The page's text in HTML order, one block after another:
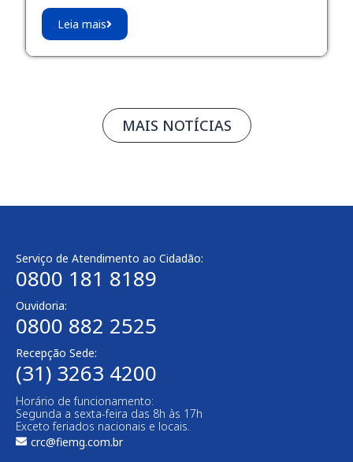
Leia mais
MAIS NOTÍCIAS
Serviço de Atendimento ao Cidadão:
0800 181 8189
Ouvidoria:
0800 882 2525
Recepção Sede:
(31) 3263 4200
Horário de funcionamento:
Segunda a sexta-feira das 8h às 17h
Exceto feriados nacionais e locais.
crc@fiemg.com.br